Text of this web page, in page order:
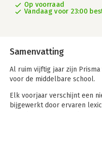
Op voorraad
Vandaag voor 23:00
Samenvatting
Al ruim vijftig jaar zijn
voor de middelbare school.
Elk voorjaar verschijnt een
bijgewerkt door ervaren